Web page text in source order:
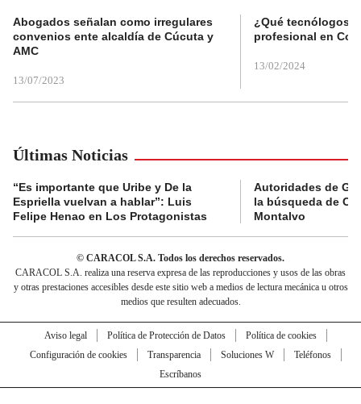
Abogados señalan como irregulares
convenios ente alcaldía de Cúcuta y
AMC
13/07/2023
¿Qué tecnólogos
profesional en
13/02/2024
Últimas Noticias
“Es importante que Uribe y De la
Espriella vuelvan a hablar”: Luis
Felipe Henao en Los Protagonistas
Autoridades de
la búsqueda de
Montalvo
© CARACOL S.A. Todos los derechos reservados.
CARACOL S.A. realiza una reserva expresa de las reproducciones y usos de las obras
y otras prestaciones accesibles desde este sitio web a medios de lectura mecánica u otros
medios que resulten adecuados.
Aviso legal Política de Protección de Datos
Política de cookies
Configuración de cookies
Transparencia Soluciones W
Teléfonos
Escríbanos